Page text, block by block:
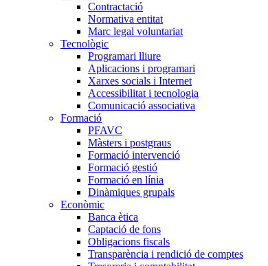
Contractació
Normativa entitat
Marc legal voluntariat
Tecnològic
Programari lliure
Aplicacions i programari
Xarxes socials i Internet
Accessibilitat i tecnologia
Comunicació associativa
Formació
PFAVC
Màsters i postgraus
Formació intervenció
Formació gestió
Formació en línia
Dinàmiques grupals
Econòmic
Banca ètica
Captació de fons
Obligacions fiscals
Transparència i rendició de comptes